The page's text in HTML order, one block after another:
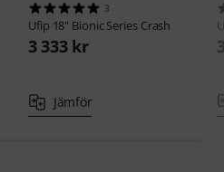
3
Ufip 18" Bionic Series Crash
3 333 kr
Jämför